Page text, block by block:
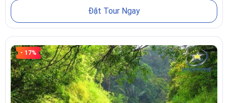
Đặt Tour Ngay
- 17%